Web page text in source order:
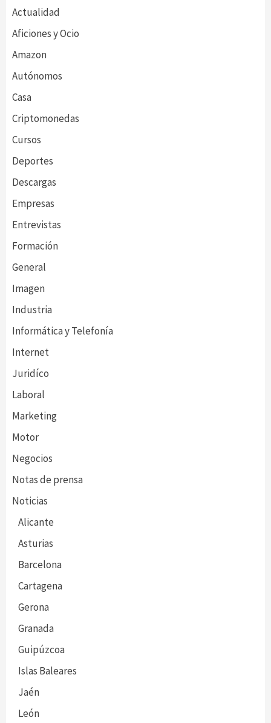
Actualidad
Aficiones y Ocio
Amazon
Autónomos
Casa
Criptomonedas
Cursos
Deportes
Descargas
Empresas
Entrevistas
Formación
General
Imagen
Industria
Informática y Telefonía
Internet
Juridíco
Laboral
Marketing
Motor
Negocios
Notas de prensa
Noticias
Alicante
Asturias
Barcelona
Cartagena
Gerona
Granada
Guipúzcoa
Islas Baleares
Jaén
León